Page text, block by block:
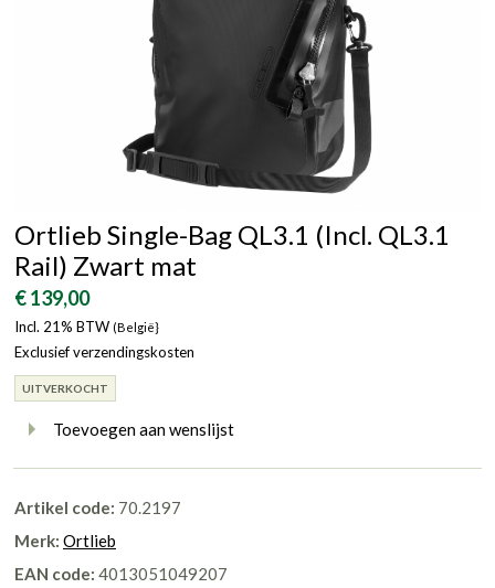
Ortlieb Single-Bag QL3.1 (Incl. QL3.1
Rail) Zwart mat
€ 139,00
Incl. 21% BTW (België}
Exclusief verzendingskosten
UITVERKOCHT
Toevoegen aan wenslijst
Artikel code: 70.2197
Merk: Ortlieb
EAN code: 4013051049207